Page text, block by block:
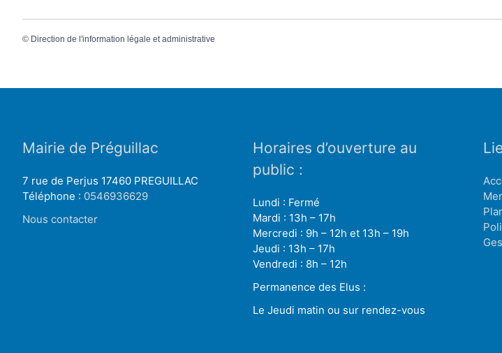
© Direction de l'information légale et administrative
Mairie de Préguillac
7 rue de Perjus 17460 PREGUILLAC
Téléphone : 0546936629
Nous contacter
Horaires d’ouverture au
public :
Lundi : Fermé
Mardi : 13h – 17h
Mercredi : 9h – 12h et 13h – 19h
Jeudi : 13h – 17h
Vendredi : 8h – 12h
Permanence des Elus :
Le Jeudi matin ou sur rendez-vous